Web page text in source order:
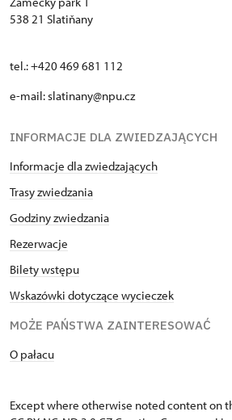
538 21 Slatiňany
tel.: +420 469 681 112
e-mail: slatinany@npu.cz
INFORMACJE DLA ZWIEDZAJĄCYCH
Informacje dla zwiedzających
Trasy zwiedzania
Godziny zwiedzania
Rezerwacje
Bilety wstępu
Wskazówki dotyczące wycieczek
MOŻE PAŃSTWA ZAINTERESOWAĆ
O pałacu
Except where otherwise noted content on